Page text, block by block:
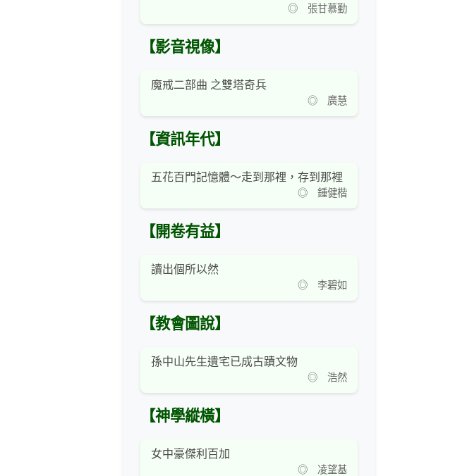
◎ 張甘慕勤
【影音視像】
魔戒二部曲 之雙塔奇兵
◎ 廣慧
【資訊年代】
五花百門記憶體～走到那裡，存到那裡
◎ 鍾健楷
【開卷有益】
讀出個所以然
◎ 李碧如
【教會圖說】
孫中山先生遺宅已成古蹟文物
◎ 浩然
【神學縱橫】
女中豪傑利百加
◎ 凌望基